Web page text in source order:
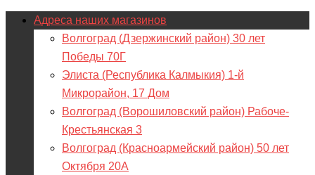
Адреса наших магазинов
Волгоград (Дзержинский район) 30 лет
Победы 70Г
Элиста (Республика Калмыкия) 1-й
Микрорайон, 17 Дом
Волгоград (Ворошиловский район) Рабоче-
Крестьянская 3
Волгоград (Красноармейский район) 50 лет
Октября 20А